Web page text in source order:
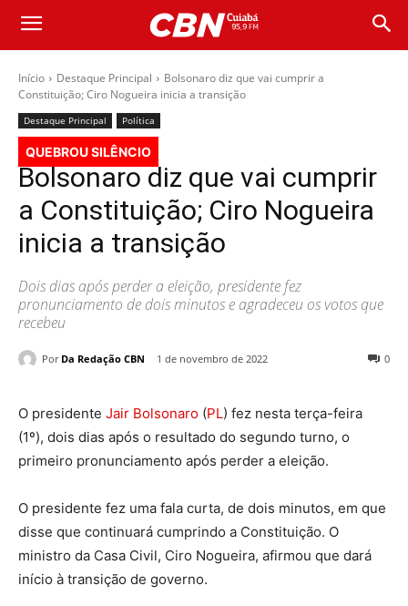
Início Destaque Principal
Bolsonaro diz que vai cumprir a
Constituição; Ciro Nogueira inicia a transição
Destaque Principal Política
QUEBROU SILÊNCIO
Bolsonaro diz que vai cumprir
a Constituição; Ciro Nogueira
inicia a transição
Dois dias após perder a eleição, presidente fez
pronunciamento de dois minutos e agradeceu os votos que
recebeu
Por Da Redação CBN 1 de novembro de 2022 0
O presidente Jair Bolsonaro (PL) fez nesta terça-feira
(1º), dois dias após o resultado do segundo turno, o
primeiro pronunciamento após perder a eleição.
O presidente fez uma fala curta, de dois minutos, em que
disse que continuará cumprindo a Constituição. O
ministro da Casa Civil, Ciro Nogueira, afirmou que dará
início à transição de governo.